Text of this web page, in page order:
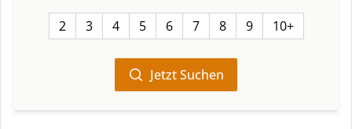
2 3 4 5 6 7 8 9 10+
Jetzt Suchen